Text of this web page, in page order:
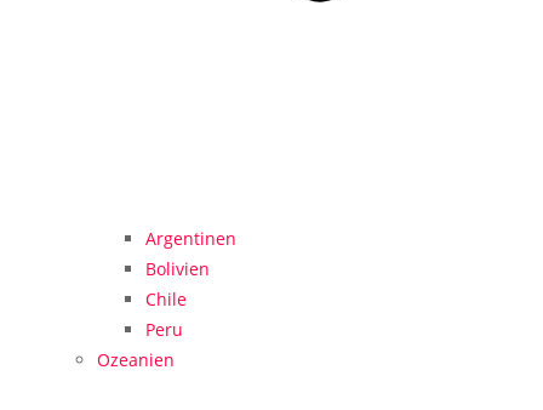
Argentinen
Bolivien
Chile
Peru
Ozeanien